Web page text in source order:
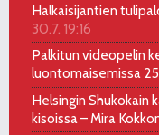
Halkaisijantien
30.7. 19:16
Palkitun videopelin
luontomaisemissa
Helsingin Shukokain
kisoissa – Mira